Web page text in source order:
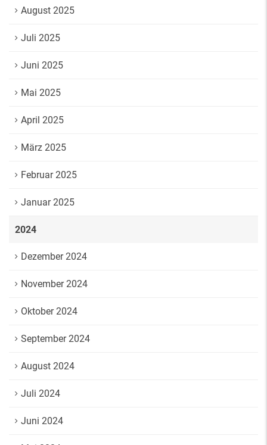
August 2025
Juli 2025
Juni 2025
Mai 2025
April 2025
März 2025
Februar 2025
Januar 2025
2024
Dezember 2024
November 2024
Oktober 2024
September 2024
August 2024
Juli 2024
Juni 2024